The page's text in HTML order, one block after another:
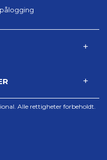
Alle rettigheter forbeholdt.